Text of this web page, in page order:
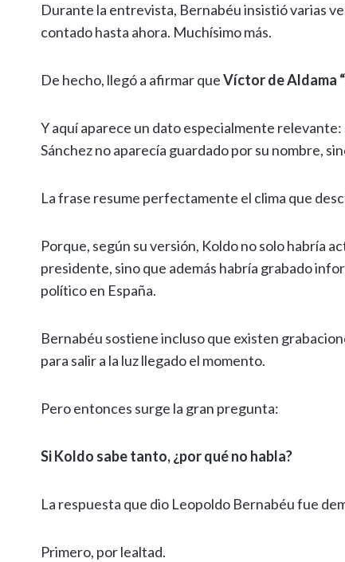
Durante la entrevista, Bernabéu insistió varias
contado hasta ahora. Muchísimo más.
De hecho, llegó a afirmar queVíctor de Aldama
Y aquí aparece un dato especialmente
Sánchez no aparecía guardado por su nombre,
La frase resume perfectamente el clima que
Porque, según su versión, Koldo no solo habría
presidente, sino que además habría grabado
político en España.
Bernabéu sostiene incluso que existen
para salir a la luz llegado el momento.
Pero entonces surge la gran pregunta:
Si Koldo sabe tanto, ¿por qué no habla?
La respuesta que dio Leopoldo Bernabéu fue
Primero, por lealtad.